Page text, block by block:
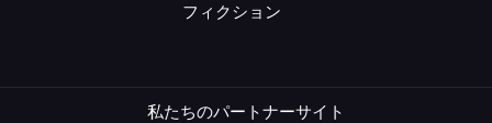
フィクション
私たちのパートナーサイト